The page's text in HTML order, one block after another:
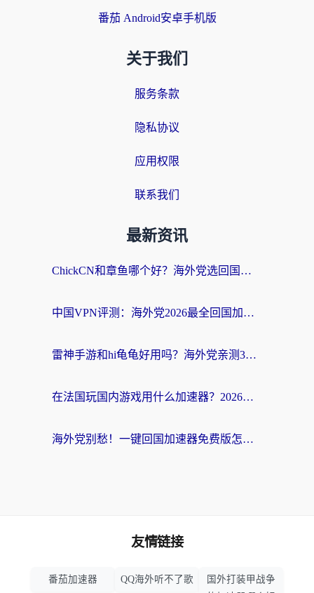
番茄 Android安卓手机版
关于我们
服务条款
隐私协议
应用权限
联系我们
最新资讯
ChickCN和章鱼哪个好？海外党选回国加速器的3个关键维度 + 实用避坑指南
中国VPN评测：海外党2026最全回国加速器选择指南，告别地区限制不踩坑
雷神手游和hi龟龟好用吗？海外党亲测3款回国加速器，教你选对国外到国内加速器
在法国玩国内游戏用什么加速器？2026实测解决延迟卡顿的实用指南
海外党别愁！一键回国加速器免费版怎么选？从踩坑到流畅访问的全攻略
友情链接
番茄加速器 QQ海外听不了歌
国外打装甲战争